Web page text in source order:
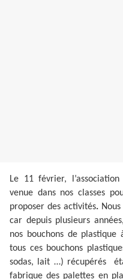
Le 11 février, l’association
venue dans nos classes
proposer des activités.
car depuis plusieurs
nos bouchons de plastique
tous ces bouchons
sodas, lait …) récupérés
fabrique des palettes en